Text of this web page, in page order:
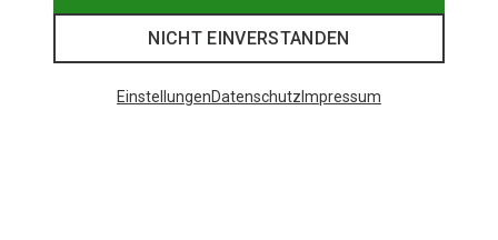
NICHT EINVERSTANDEN
EinstellungenDatenschutz Impressum